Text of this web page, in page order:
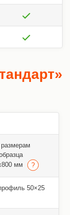
размерам
мм
50×25